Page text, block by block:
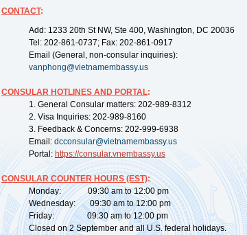
CONTACT:
Add: 1233 20th St NW, Ste 400, Washington, DC 20036
Tel: 202-861-0737; Fax: 202-861-0917
Email (General, non-consular inquiries):
vanphong@vietnamembassy.us
CONSULAR HOTLINES AND PORTAL:
1. General Consular matters: 202-989-8312
2. Visa Inquiries: 202-989-8160
3. Feedback & Concerns: 202-999-6938
Email: dcconsular@vietnamembassy.us
Portal: https://consular.vnembassy.us
CONSULAR COUNTER HOURS (EST):
Monday: 09:30 am to 12:00 pm
Wednesday: 09:30 am to 12:00 pm
Friday: 09:30 am to 12:00 pm
Closed on 2 September and all U.S. federal holidays.